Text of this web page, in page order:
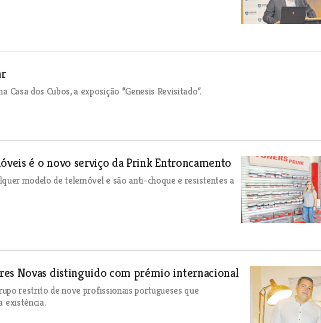
dos Cubos, a exposição “Genesis Revisitado”.
é o novo serviço da Prink Entroncamento
modelo de telemóvel e são anti-choque e resistentes a
Novas distinguido com prémio internacional
restrito de nove profissionais portugueses que
existência.